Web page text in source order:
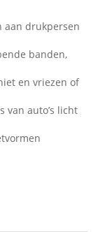
aan drukpersen
banden,
en vriezen of
van auto’s licht